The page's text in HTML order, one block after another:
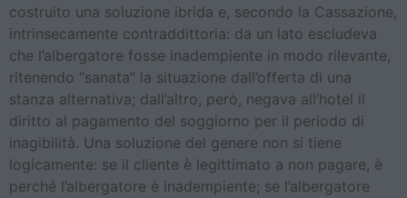
costruito una soluzione ibrida e, secondo la Cassazione,
intrinsecamente contraddittoria: da un lato escludeva
che l’albergatore fosse inadempiente in modo rilevante,
ritenendo “sanata” la situazione dall’offerta di una
stanza alternativa; dall’altro, però, negava all’hotel il
diritto al pagamento del soggiorno per il periodo di
inagibilità. Una soluzione del genere non si tiene
logicamente: se il cliente è legittimato a non pagare, è
perché l’albergatore è inadempiente; se l’albergatore